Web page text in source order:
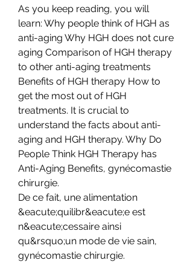
As you keep reading, you will
learn: Why people think of HGH as
anti-aging Why HGH does not cure
aging Comparison of HGH therapy
to other anti-aging treatments
Benefits of HGH therapy How to
get the most out of HGH
treatments. It is crucial to
understand the facts about anti-
aging and HGH therapy. Why Do
People Think HGH Therapy has
Anti-Aging Benefits, gynécomastie
chirurgie.
De ce fait, une alimentation
&eacute;quilibr&eacute;e est
n&eacute;cessaire ainsi
qu&rsquo;un mode de vie sain,
gynécomastie chirurgie.